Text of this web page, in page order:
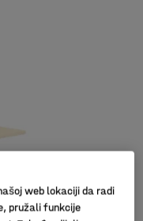
web lokaciji da radi
pružali funkcije